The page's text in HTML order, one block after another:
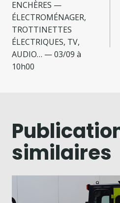
ENCHÈRES —
ÉLECTROMÉNAGER,
TROTTINETTES
ÉLECTRIQUES, TV,
AUDIO… — 03/09 à
10h00
similaires